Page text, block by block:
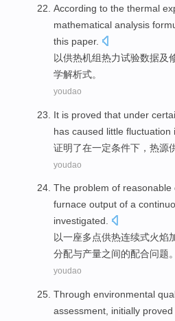
According to the thermal
mathematical analysis
this paper.
以供热机组热力试验数据及
学解析式。
youdao
It is proved that under
has caused little fluctuation
证明了在一定条件下 ， 热源
youdao
The problem of reasonable
furnace output of a
investigated.
以一座多点供热连续式火焰
分配与产量之间的配合问题。
youdao
Through environmental
assessment initially proved